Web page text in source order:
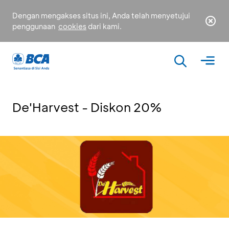
Dengan mengakses situs ini, Anda telah menyetujui
penggunaan cookies dari kami.
De'Harvest - Diskon 20%